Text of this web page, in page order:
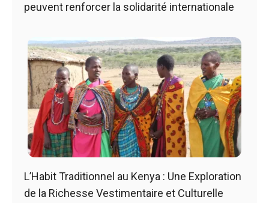
peuvent renforcer la solidarité internationale
L’Habit Traditionnel au Kenya : Une Exploration
de la Richesse Vestimentaire et Culturelle